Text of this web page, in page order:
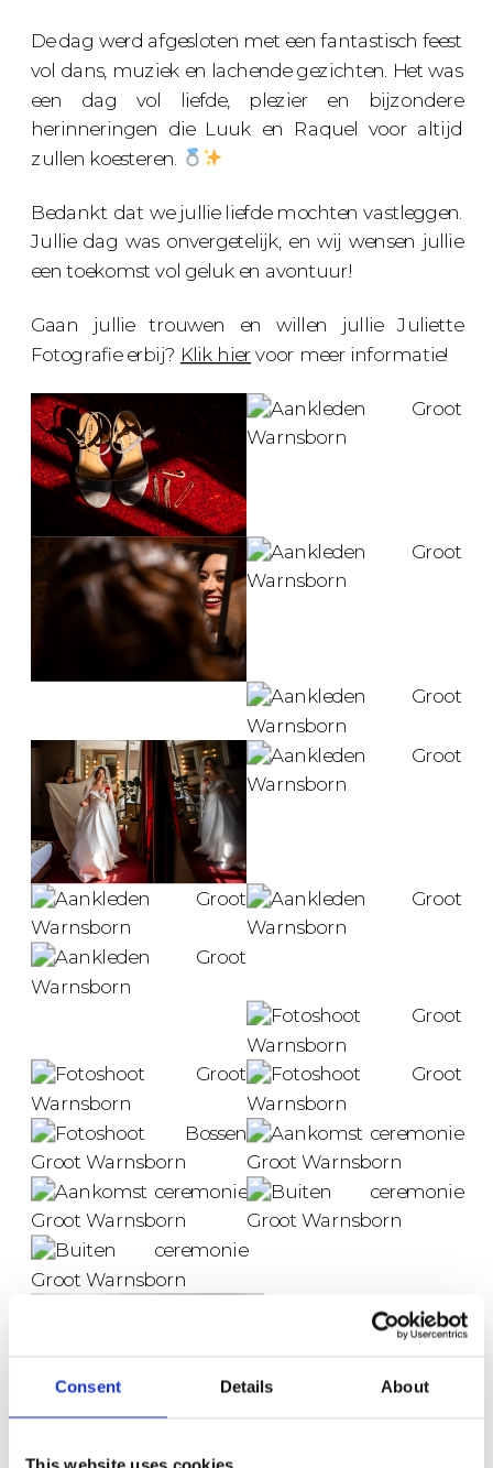
Consent Details About
This website uses cookies
De dag werd afgesloten met een fantastisch feest
vol dans, muziek en lachende gezichten. Het was
een dag vol liefde, plezier en bijzondere
herinneringen die Luuk en Raquel voor altijd
zullen koesteren.
Bedankt dat we jullie liefde mochten vastleggen.
Jullie dag was onvergetelijk, en wij wensen jullie
een toekomst vol geluk en avontuur!
Gaan jullie trouwen en willen jullie Juliette
Fotografie erbij? Klik hiervoor meer informatie!